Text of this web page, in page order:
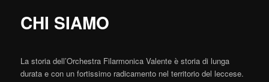
CHI SIAMO
La storia dell’Orchestra Filarmonica Valente è storia di lunga
durata e con un fortissimo radicamento nel territorio del leccese.